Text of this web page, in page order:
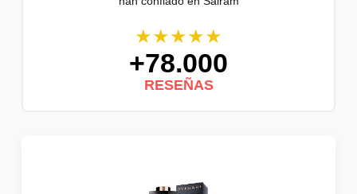
★★★★★
+78.000
RESEÑAS